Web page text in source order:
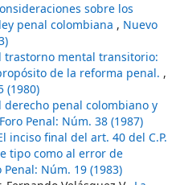
sobre los
penal colombiana , Nuevo
trastorno mental transitorio:
de la reforma penal. ,
(1980)
derecho penal colombiano y
Penal: Núm. 38 (1987)
inciso final del art. 40 del C.P.
tipo como al error de
Penal: Núm. 19 (1983)